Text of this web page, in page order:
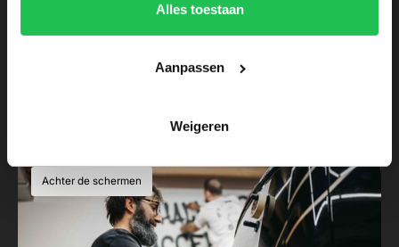
Alles toestaan
Aanpassen
Weigeren
Achter de schermen